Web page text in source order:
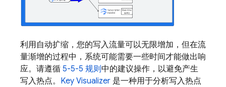
利用自动扩缩，您的写入流量可以无限增加，但在流
量渐增的过程中，系统可能需要一些时间才能做出响
应。请遵循 5-5-5 规则中的建议操作，以避免产生
写入热点。 Key Visualizer 是一种用于分析写入热点